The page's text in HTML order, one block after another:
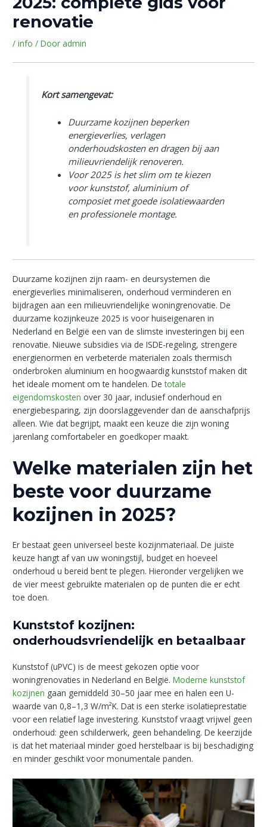
renovatie
/info / Door admin
Kort samengevat:
Duurzame kozijnen beperken
energieverlies, verlagen
onderhoudskosten en dragen bij aan
milieuvriendelijk renoveren.
Voor 2025 is het slim om te kiezen
voor kunststof, aluminium of
composiet met goede isolatiewaarden
en professionele montage.
Duurzame kozijnen zijn raam- en deursystemen die
energieverlies minimaliseren, onderhoud verminderen en
bijdragen aan een milieuvriendelijke woningrenovatie. De
duurzame kozijnkeuze 2025 is voor huiseigenaren in
Nederland en België een van de slimste investeringen bij een
renovatie. Nieuwe subsidies via de ISDE-regeling, strengere
energienormen en verbeterde materialen zoals thermisch
onderbroken aluminium en hoogwaardig kunststof maken dit
het ideale moment om te handelen. Detotale
eigendomskosten over 30 jaar, inclusief onderhoud en
energiebesparing, zijn doorslaggevender dan de aanschafprijs
alleen. Wie dat begrijpt, maakt een keuze die zijn woning
jarenlang comfortabeler en goedkoper maakt.
Welke materialen zijn het
beste voor duurzame
kozijnen in 2025?
Er bestaat geen universeel beste kozijnmateriaal. De juiste
keuze hangt af van uw woningstijl, budget en hoeveel
onderhoud u bereid bent te plegen. Hieronder vergelijken we
de vier meest gebruikte materialen op de punten die er echt
toe doen.
Kunststof kozijnen:
onderhoudsvriendelijk en betaalbaar
Kunststof (uPVC) is de meest gekozen optie voor
woningrenovaties in Nederland en België.Moderne kunststof
kozijnen gaan gemiddeld 30–50 jaar mee en halen een U-
waarde van 0,8–1,3 W/m²K. Dat is een sterke isolatieprestatie
voor een relatief lage investering. Kunststof vraagt vrijwel geen
onderhoud: geen schilderwerk, geen behandeling. De keerzijde
is dat het materiaal minder goed herstelbaar is bij beschadiging
en minder geschikt voor monumentale panden.